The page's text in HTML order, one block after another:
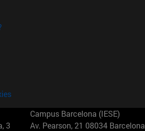
3
Campus Barcelona (IESE)
Av. Pearson, 21 08034 Barcelona